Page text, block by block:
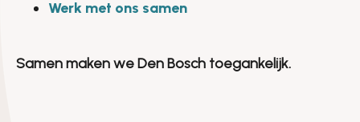
Werk met ons samen
Samen maken we Den Bosch toegankelijk.